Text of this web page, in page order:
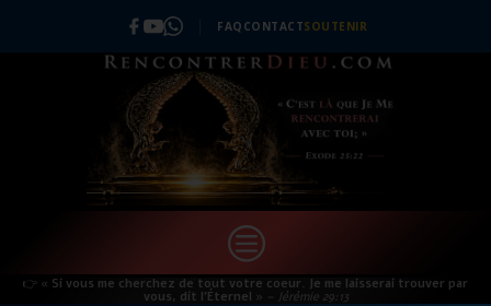
FAQ CONTACTSOUTENIR
c
👉 « Si vous me cherchez de tout votre coeur. Je me laisserai trouver par
vous, dit l’Éternel »
– Jérémie 29:13